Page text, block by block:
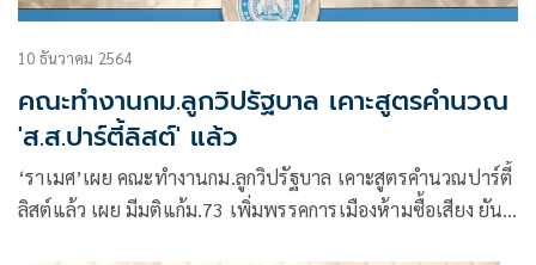
10 ธันวาคม 2564
คณะทำงานกม.ลูกวิปรัฐบาล เคาะสูตรคำนวณ
'ส.ส.ปาร์ตี้ลิสต์' แล้ว
‘ราเมศ’เผย คณะทำงานกม.ลูกวิปรัฐบาล เคาะสูตรคำนวณปาร์ตี้
ลิสต์แล้ว เผย มีมติแก้ม.73 เพิ่มพรรคการเมืองห้ามซื้อเสียง ยัน